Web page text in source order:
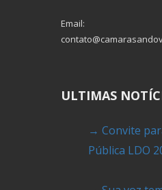
Email:
ULTIMAS
→ Convite
Pública LDO